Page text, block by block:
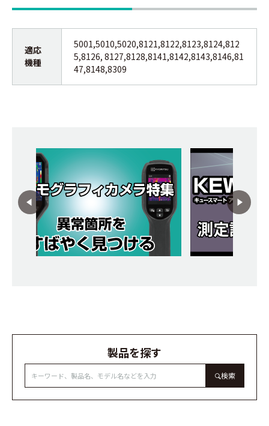
適応
機種
5001,5010,5020,8121,8122,8123,8124,812
5,8126, 8127,8128,8141,8142,8143,8146,81
47,8148,8309
製品を探す
検索